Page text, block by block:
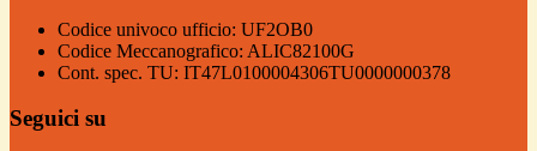
Codice univoco ufficio: UF2OB0
Codice Meccanografico: ALIC82100G
Cont. spec. TU: IT47L0100004306TU0000000378
Seguici su